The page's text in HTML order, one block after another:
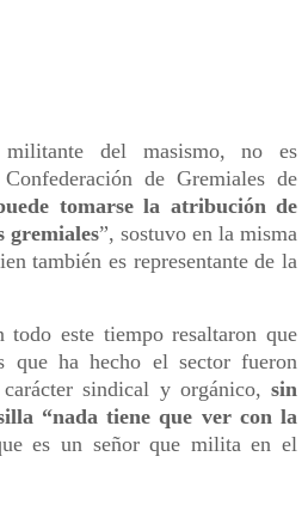
del masismo, no es
de Gremiales de
tomarse la atribución de
gremiales”, sostuvo en la misma
también es representante de la
todo este tiempo resaltaron que
que ha hecho el sector fueron
carácter sindical y orgánico,sin
“nada tiene que ver con la
es un señor que milita en el